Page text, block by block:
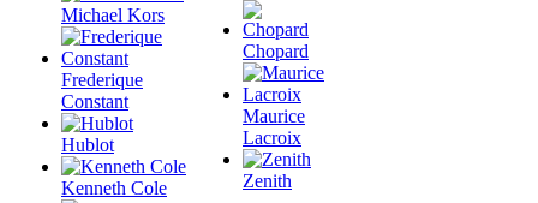
Michael Kors
Frederique
Constant
Hublot
Kenneth Cole
Chopard
Maurice
Lacroix
Zenith